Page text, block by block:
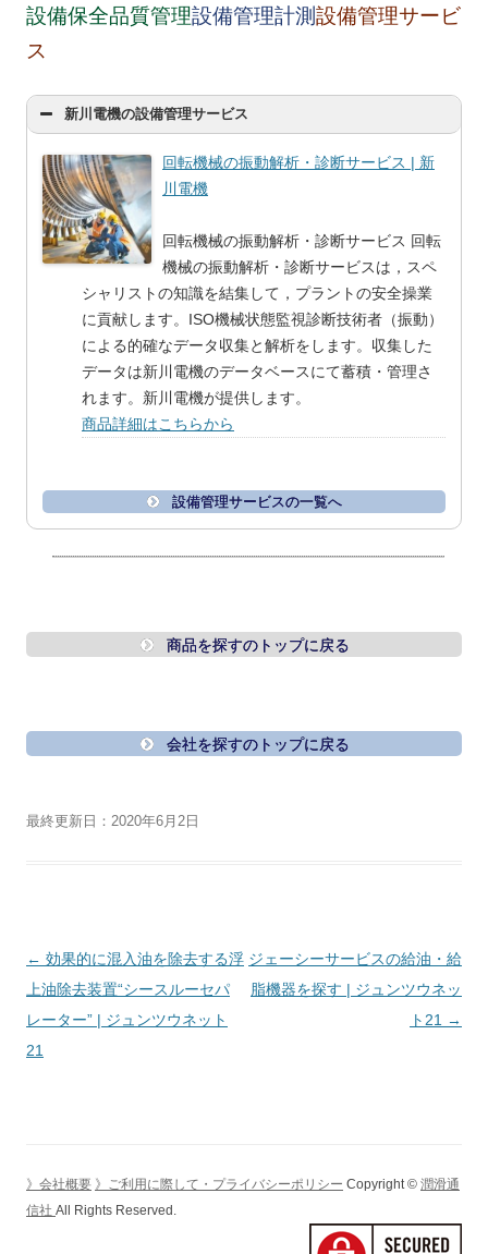
設備保全品質管理設備管理計測設備管理サービ
ス
新川電機の設備管理サービス
回転機械の振動解析・診断サービス | 新
川電機
回転機械の振動解析・診断サービス 回転
機械の振動解析・診断サービスは，スペ
シャリストの知識を結集して，プラントの安全操業
に貢献します。ISO機械状態監視診断技術者（振動）
による的確なデータ収集と解析をします。収集した
データは新川電機のデータベースにて蓄積・管理さ
れます。新川電機が提供します。
商品詳細はこちらから
設備管理サービスの一覧へ
商品を探すのトップに戻る
会社を探すのトップに戻る
最終更新日：2020年6月2日
投
稿
ナ
ビ
ン
← 効果的に混入油を除去する浮
上油除去装置“シースルーセパ
レーター” | ジュンツウネット
21
ジェーシーサービスの給油・給
脂機器を探す | ジュンツウネッ
ト21 →
》会社概要 》ご利用に際して・プライバシーポリシー Copyright © 潤滑通
信社 All Rights Reserved.